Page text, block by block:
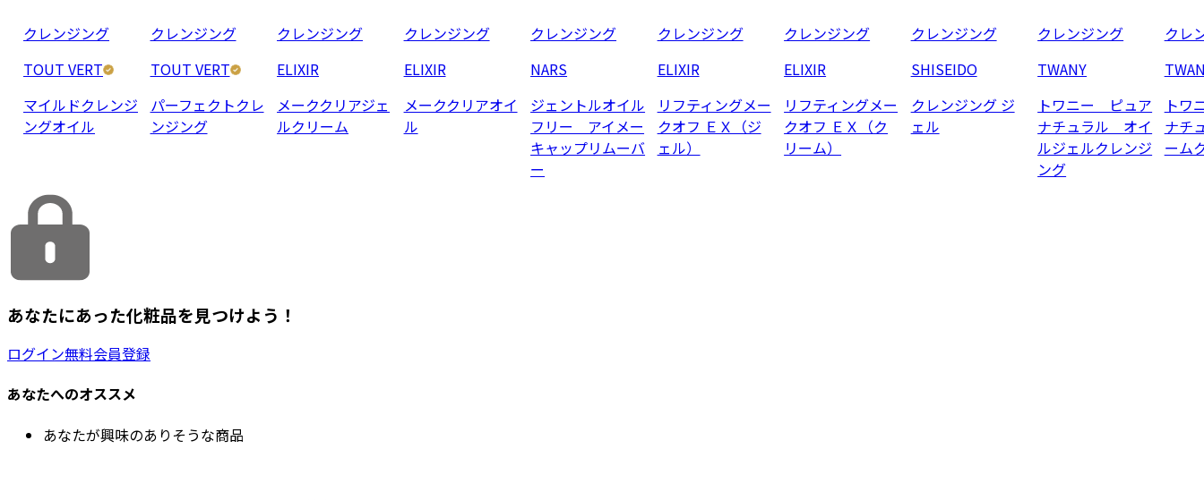
クレンジング
TOUT VERT
マイルドクレンジ
ングオイル
クレンジング
TOUT VERT
パーフェクトクレ
ンジング
クレンジング
ELIXIR
メーククリアジェ
ルクリーム
クレンジング
ELIXIR
メーククリアオイ
ル
クレンジング
NARS
ジェントルオイル
フリー アイメー
キャップリムーバ
ー
クレンジング
ELIXIR
リフティングメー
クオフ ＥＸ（ジ
ェル）
クレンジング
ELIXIR
リフティングメー
クオフ ＥＸ（ク
リーム）
クレンジング
SHISEIDO
クレンジング ジ
ェル
クレンジング
TWANY
トワニー ピュア
ナチュラル オイ
ルジェルクレンジ
ング
クレ
トワ
ナチ
ーム
あなたにあった化粧品を見つけよう！
ログイン無料会員登録
あなたへのオススメ
あなたが興味のありそうな商品